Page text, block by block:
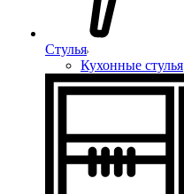
Стулья
Кухонные стулья